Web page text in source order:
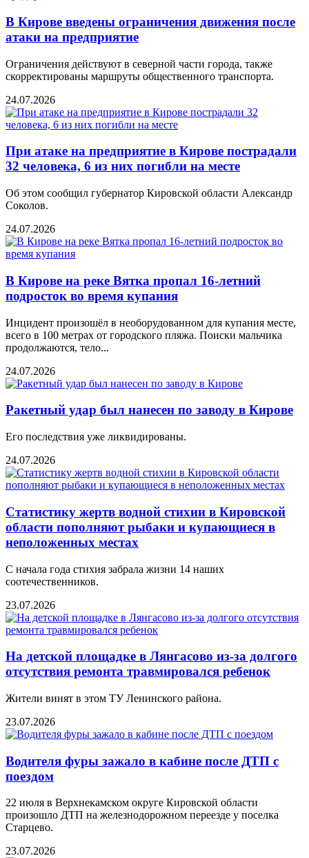
В Кирове введены ограничения движения после
атаки на предприятие
Ограничения действуют в северной части города, также
скорректированы маршруты общественного транспорта.
24.07.2026
При атаке на предприятие в Кирове пострадали
32 человека, 6 из них погибли на месте
Об этом сообщил губернатор Кировской области Александр
Соколов.
24.07.2026
В Кирове на реке Вятка пропал 16-летний
подросток во время купания
Инцидент произошёл в необорудованном для купания месте,
всего в 100 метрах от городского пляжа. Поиски мальчика
продолжаются, тело...
24.07.2026
Ракетный удар был нанесен по заводу в Кирове
Его последствия уже ликвидированы.
24.07.2026
Статистику жертв водной стихии в Кировской
области пополняют рыбаки и купающиеся в
неположенных местах
С начала года стихия забрала жизни 14 наших
соотечественников.
23.07.2026
На детской площадке в Лянгасово из-за долгого
отсутствия ремонта травмировался ребенок
Жители винят в этом ТУ Ленинского района.
23.07.2026
Водителя фуры зажало в кабине после ДТП с
поездом
22 июля в Верхнекамском округе Кировской области
произошло ДТП на железнодорожном переезде у поселка
Старцево.
23.07.2026